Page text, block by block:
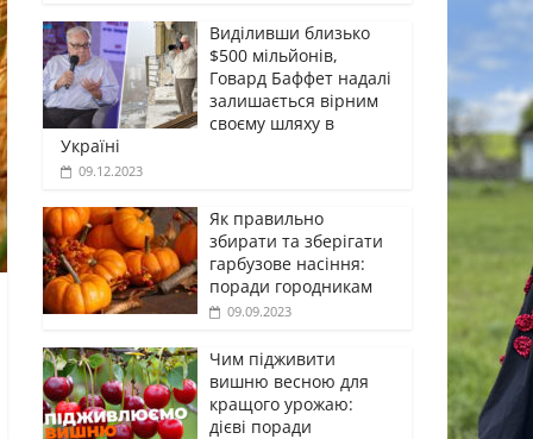
Виділивши близько
$500 мільйонів,
Говард Баффет надалі
залишається вірним
своєму шляху в
Україні
09.12.2023
Як правильно
збирати та зберігати
гарбузове насіння:
поради городникам
09.09.2023
Чим підживити
вишню весною для
кращого урожаю:
дієві поради